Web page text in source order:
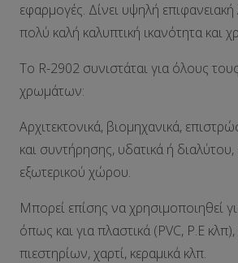
εφαρμογές. Δίνει υψηλή επιφανειακή
πολύ καλή καλυπτική ικανότητα και
Το R-2902 συνιστάται για όλους
χρωμάτων:
Αρχιτεκτονικά, βιομηχανικά,
και συντήρησης, υδατικά ή
εξωτερικού χώρου.
Μπορεί επίσης να χρησιμοποιηθεί
όπως και για πλαστικά (PVC, P.E
πιεστηρίων, χαρτί, κεραμικά κλπ.